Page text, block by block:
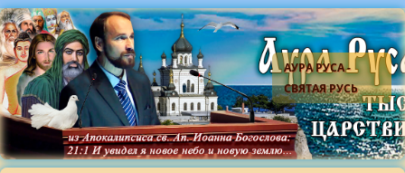
АУРА РУСА -
СВЯТАЯ РУСЬ